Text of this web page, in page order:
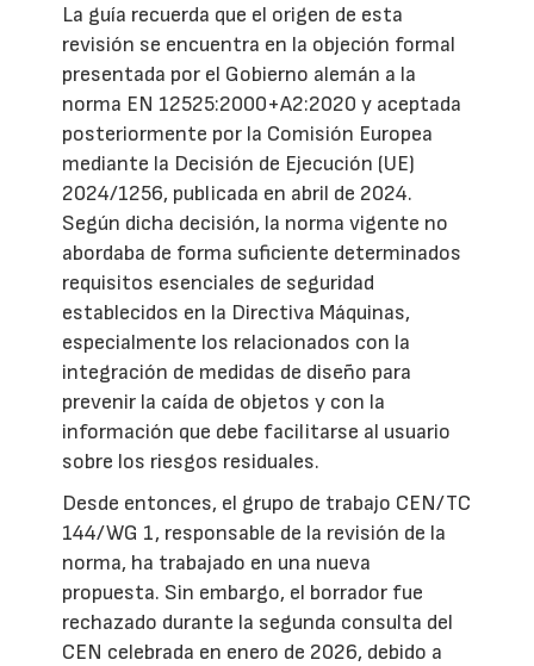
La guía recuerda que el origen de esta
revisión se encuentra en la objeción formal
presentada por el Gobierno alemán a la
norma EN 12525:2000+A2:2020 y aceptada
posteriormente por la Comisión Europea
mediante la Decisión de Ejecución (UE)
2024/1256, publicada en abril de 2024.
Según dicha decisión, la norma vigente no
abordaba de forma suficiente determinados
requisitos esenciales de seguridad
establecidos en la Directiva Máquinas,
especialmente los relacionados con la
integración de medidas de diseño para
prevenir la caída de objetos y con la
información que debe facilitarse al usuario
sobre los riesgos residuales.
Desde entonces, el grupo de trabajo CEN/TC
144/WG 1, responsable de la revisión de la
norma, ha trabajado en una nueva
propuesta. Sin embargo, el borrador fue
rechazado durante la segunda consulta del
CEN celebrada en enero de 2026, debido a